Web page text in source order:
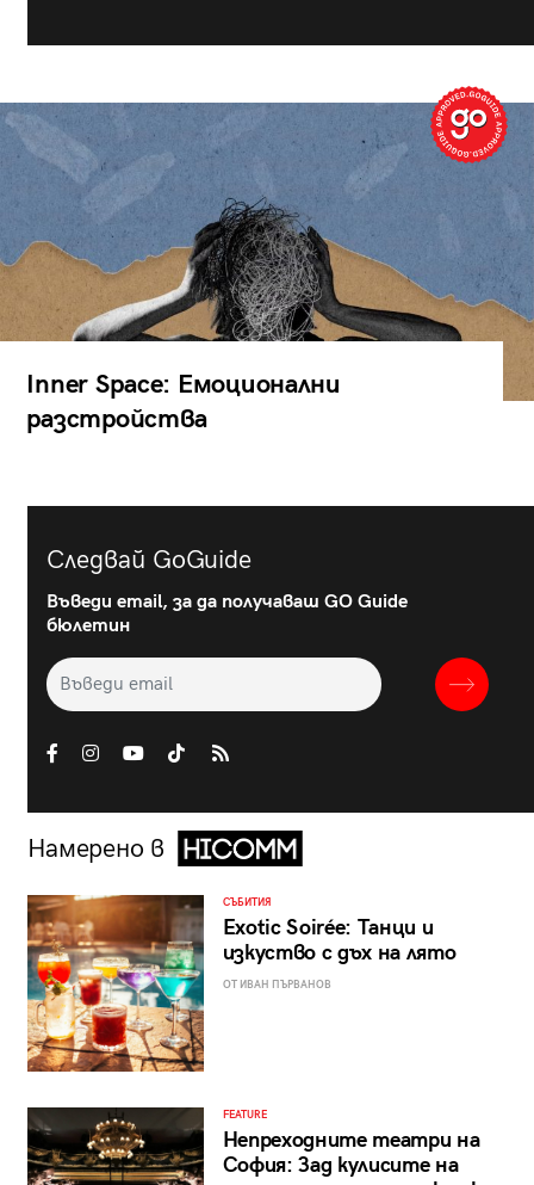
Inner Space: Емоционални
разстройства
Следвай GoGuide
Въведи email, за да получаваш GO Guide
бюлетин
Намерено в
СЪБИТИЯ
Exotic Soirée: Танци и
изкуство с дъх на лято
ОТ ИВАН ПЪРВАНОВ
FEATURE
Непреходните театри на
София: Зад кулисите на